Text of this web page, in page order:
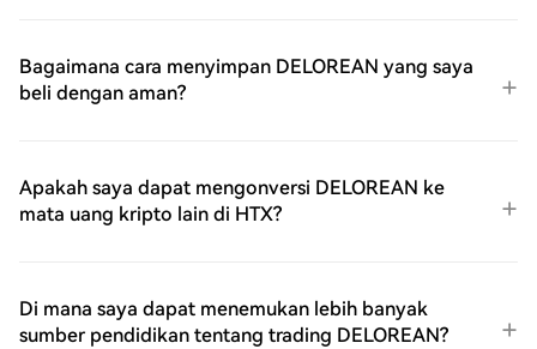
Bagaimana cara menyimpan DELOREAN yang saya
beli dengan aman?
Apakah saya dapat mengonversi DELOREAN ke
mata uang kripto lain di HTX?
Di mana saya dapat menemukan lebih banyak
sumber pendidikan tentang trading DELOREAN?